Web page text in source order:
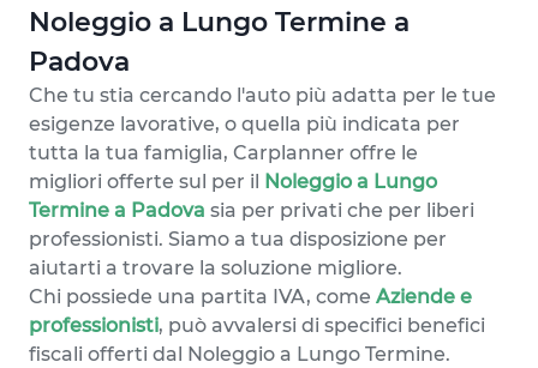
Noleggio a Lungo Termine a
Padova
Che tu stia cercando l'auto più adatta per le tue
esigenze lavorative, o quella più indicata per
tutta la tua famiglia, Carplanner offre le
migliori offerte sul per il Noleggio a Lungo
Termine a Padova sia per privati che per liberi
professionisti. Siamo a tua disposizione per
aiutarti a trovare la soluzione migliore.
Chi possiede una partita IVA, come Aziende e
professionisti, può avvalersi di specifici benefici
fiscali offerti dal Noleggio a Lungo Termine.